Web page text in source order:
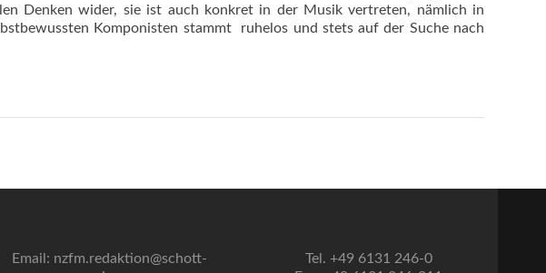
Denken wider, sie ist auch konkret in der Musik vertreten, nämlich in
Komponisten stammt  ruhelos und stets auf der Suche nach
Email: nzfm.redaktion@schott-
Tel. +49 6131 246-0